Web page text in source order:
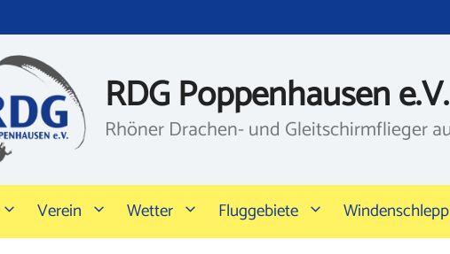
RDG Poppenhausen e.V.
Rhöner Drachen- und Gleitschirmflieger
Verein Wetter Fluggebiete Windenschlepp